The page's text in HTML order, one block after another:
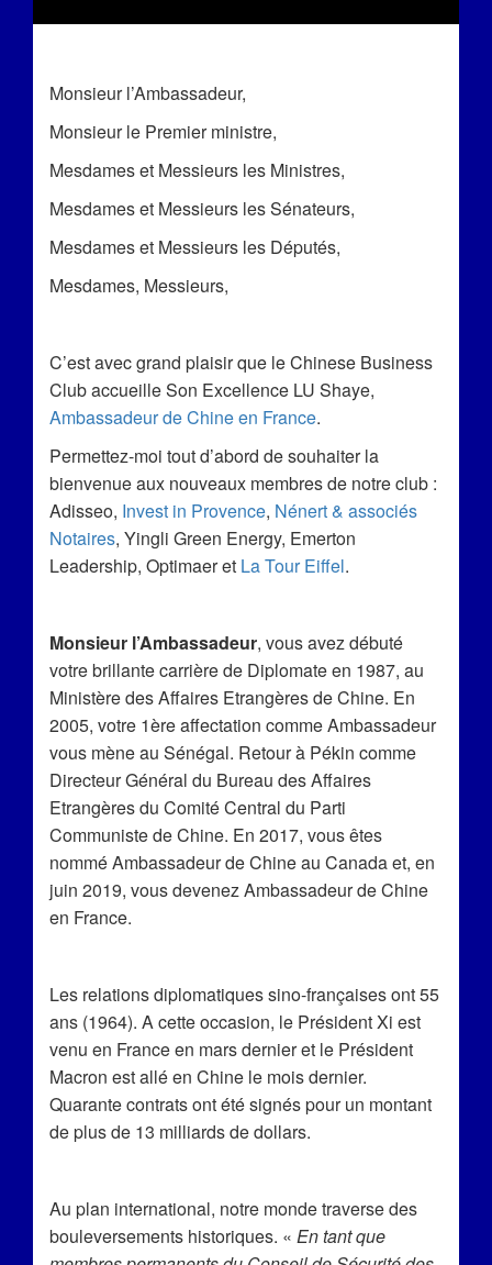
Monsieur l’Ambassadeur,
Monsieur le Premier ministre,
Mesdames et Messieurs les Ministres,
Mesdames et Messieurs les Sénateurs,
Mesdames et Messieurs les Députés,
Mesdames, Messieurs,
C’est avec grand plaisir que le Chinese Business
Club accueille Son Excellence LU Shaye,
Ambassadeur de Chine en France.
Permettez-moi tout d’abord de souhaiter la
bienvenue aux nouveaux membres de notre club :
Adisseo, Invest in Provence, Nénert & associés
Notaires, Yingli Green Energy, Emerton
Leadership, Optimaer et La Tour Eiffel.
Monsieur l’Ambassadeur, vous avez débuté
votre brillante carrière de Diplomate en 1987, au
Ministère des Affaires Etrangères de Chine. En
2005, votre 1èreaffectation comme Ambassadeur
vous mène au Sénégal. Retour à Pékin comme
Directeur Général du Bureau des Affaires
Etrangères du Comité Central du Parti
Communiste de Chine. En 2017, vous êtes
nommé Ambassadeur de Chine au Canada et, en
juin 2019, vous devenez Ambassadeur de Chine
en France.
Les relations diplomatiques sino-françaises ont 55
ans (1964). A cette occasion, le Président Xi est
venu en France en mars dernier et le Président
Macron est allé en Chine le mois dernier.
Quarante contrats ont été signés pour un montant
de plus de 13 milliards de dollars.
Au plan international, notre monde traverse des
bouleversements historiques. « En tant que